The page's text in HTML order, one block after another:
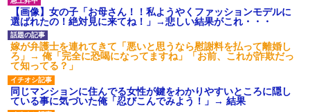
【画像】女の子「お母さん！！私ようやくファッションモデルに
選ばれたの！絶対見に来てね！」→悲しい結果がこれ・・・
嫁が弁護士を連れてきて「悪いと思うなら慰謝料を払って離婚し
ろ」→ 俺「完全に恐喝になってますね」「お前、これが詐欺だっ
て知ってる？」
同じマンションに住んでる女性が鍵をわかりやすいところに隠し
ている事に気づいた俺「忍びこんでみよう！」→ 結果